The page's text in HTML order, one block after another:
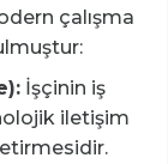
çalışma
İşçinin iş
iletişim